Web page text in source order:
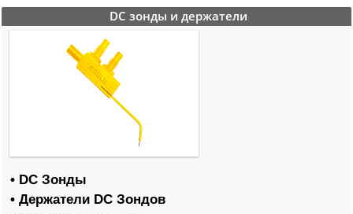
DC зонды и держатели
• DC Зонды
• Держатели DC Зондов